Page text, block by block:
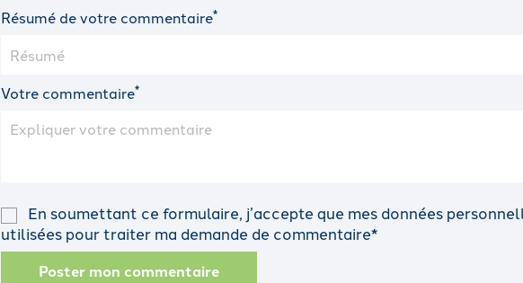
Résumé de votre commentaire*
Votre commentaire*
En soumettant ce formulaire, j’accepte que mes données
utilisées pour traiter ma demande de commentaire*
Poster mon commentaire